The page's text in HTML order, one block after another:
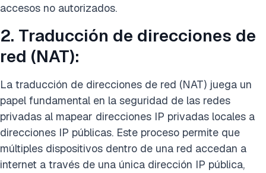
accesos no autorizados.
2. Traducción de direcciones de
red (NAT):
La traducción de direcciones de red (NAT) juega un
papel fundamental en la seguridad de las redes
privadas al mapear direcciones IP privadas locales a
direcciones IP públicas. Este proceso permite que
múltiples dispositivos dentro de una red accedan a
internet a través de una única dirección IP pública,